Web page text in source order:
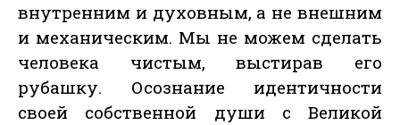
внутренним и духовным, а не внешним
и механическим. Мы не можем сделать
человека чистым, выстирав его
рубашку. Осознание идентичности
своей собственной души с Великой